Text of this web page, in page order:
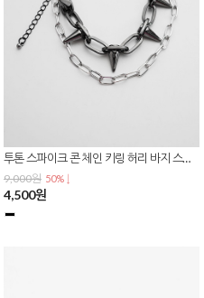
투톤 스파이크 콘 체인 키링 허리 바지 스커트 가방 힙스트릿 레이어드 패션 체인 AC-0241
9,000원 50% ↓
4,500원